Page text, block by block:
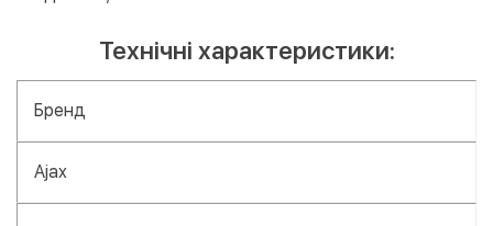
Технічні характеристики:
Бренд
Ajax